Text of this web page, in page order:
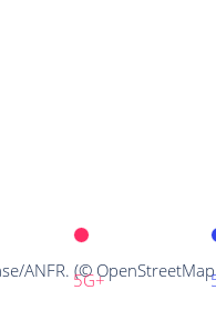
5G+
ANFR. (© OpenStreetMap